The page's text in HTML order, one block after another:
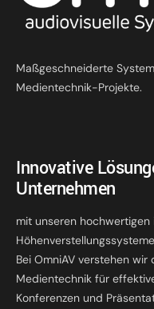
Maßgeschneiderte
Medientechnik-Projekte.
Innovative
Unternehmen
mit unseren
Bei OmniAV verstehen
Medientechnik für
Konferenzen und